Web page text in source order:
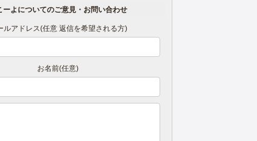
ーよについてのご意見・お問い合わせ
ルアドレス(任意 返信を希望される方)
お名前(任意)